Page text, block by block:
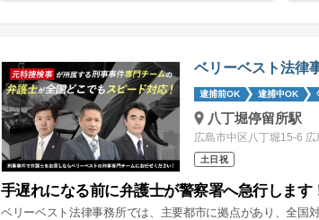
ベリーベスト法律
逮捕前OK 逮捕中OK
八丁堀停留所駅
広島市中区八丁堀15-6
土日祝
手遅れになる前に弁護士が警察署へ急行します
ベリーベスト法律事務所では、主要都市に拠点があり、全国